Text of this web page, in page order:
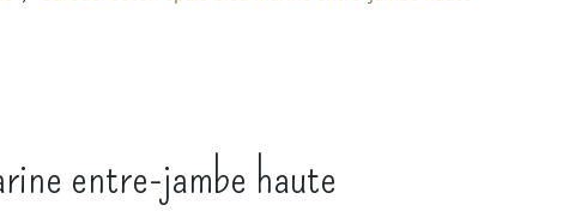
entre-jambe haute